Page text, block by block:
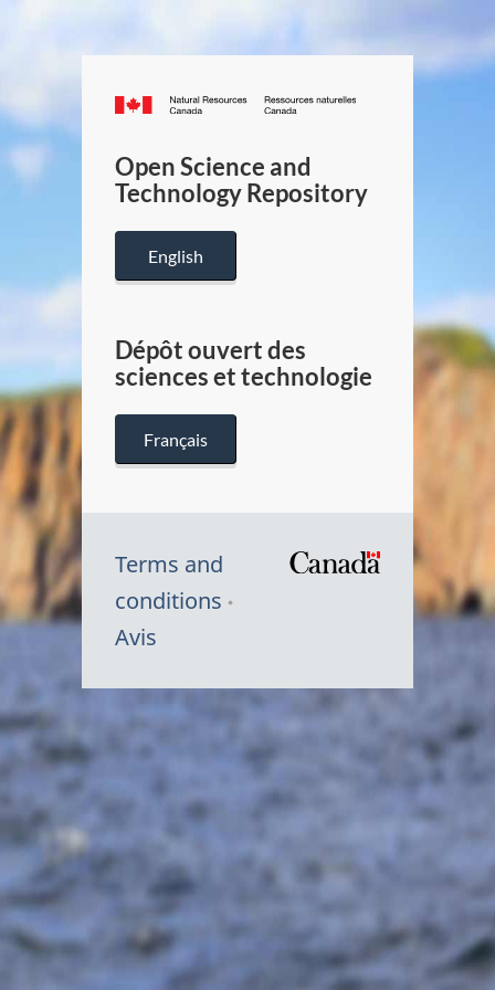
Canada.ca
/
Canada
Open Science and
Technology Repository
English
Dépôt ouvert des
sciences et technologie
Français
Terms and
conditions
Avis
Symbole
Canada